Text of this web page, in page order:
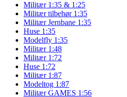
Militær 1:35 & 1:25
Militær tilbehør 1:35
Militær Jernbane 1:35
Huse 1:35
Modelfly 1:35
Militær 1:48
Militær 1:72
Huse 1:72
Militær 1:87
Modeltog 1:87
Militær GAMES 1:56